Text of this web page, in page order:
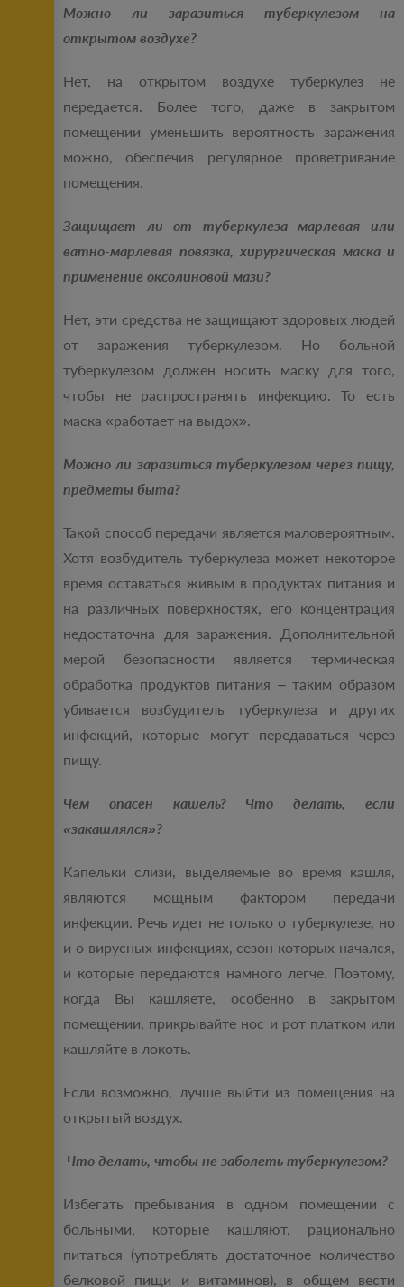
Можно ли заразиться туберкулезом на
открытом воздухе?
Нет, на открытом воздухе туберкулез не
передается. Более того, даже в закрытом
помещении уменьшить вероятность заражения
можно, обеспечив регулярное проветривание
помещения.
Защищает ли от туберкулеза марлевая или
ватно-марлевая повязка, хирургическая маска и
применение оксолиновой мази?
Нет, эти средства не защищают здоровых людей
от заражения туберкулезом. Но больной
туберкулезом должен носить маску для того,
чтобы не распространять инфекцию. То есть
маска «работает на выдох».
Можно ли заразиться туберкулезом через пищу,
предметы быта?
Такой способ передачи является маловероятным.
Хотя возбудитель туберкулеза может некоторое
время оставаться живым в продуктах питания и
на различных поверхностях, его концентрация
недостаточна для заражения. Дополнительной
мерой безопасности является термическая
обработка продуктов питания – таким образом
убивается возбудитель туберкулеза и других
инфекций, которые могут передаваться через
пищу.
Чем опасен кашель? Что делать, если
«закашлялся»?
Капельки слизи, выделяемые во время кашля,
являются мощным фактором передачи
инфекции. Речь идет не только о туберкулезе, но
и о вирусных инфекциях, сезон которых начался,
и которые передаются намного легче. Поэтому,
когда Вы кашляете, особенно в закрытом
помещении, прикрывайте нос и рот платком или
кашляйте в локоть.
Если возможно, лучше выйти из помещения на
открытый воздух.
Что делать, чтобы не заболеть туберкулезом?
Избегать пребывания в одном помещении с
больными, которые кашляют, рационально
питаться (употреблять достаточное количество
белковой пищи и витаминов), в общем вести